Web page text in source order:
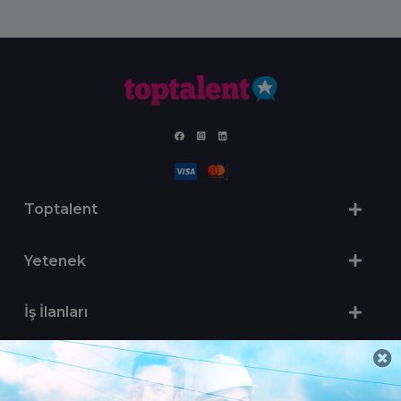
Toptalent
Yetenek
İş İlanları
Sertifika Programları